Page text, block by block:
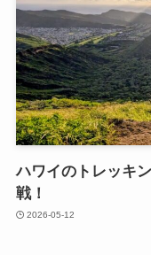
ハワイのトレッキ
戦！
2026-05-12